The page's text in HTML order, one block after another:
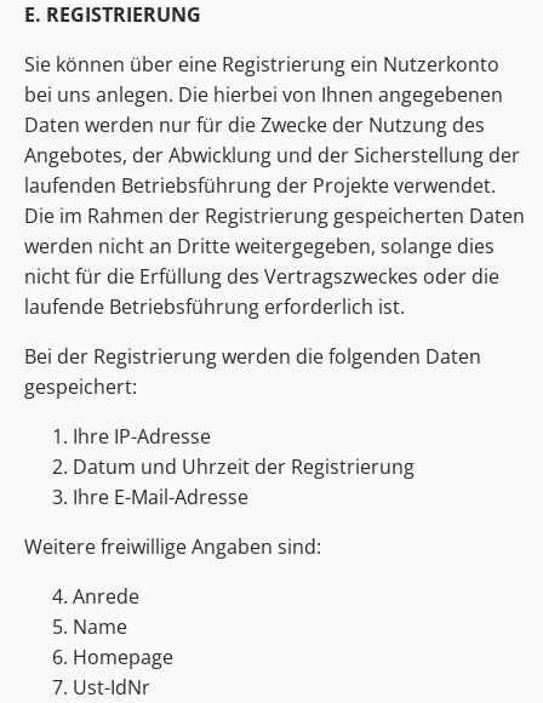
E. REGISTRIERUNG
Sie können über eine Registrierung ein Nutzerkonto
bei uns anlegen. Die hierbei von Ihnen angegebenen
Daten werden nur für die Zwecke der Nutzung des
Angebotes, der Abwicklung und der Sicherstellung der
laufenden Betriebsführung der Projekte verwendet.
Die im Rahmen der Registrierung gespeicherten Daten
werden nicht an Dritte weitergegeben, solange dies
nicht für die Erfüllung des Vertragszweckes oder die
laufende Betriebsführung erforderlich ist.
Bei der Registrierung werden die folgenden Daten
gespeichert:
Ihre IP-Adresse
Datum und Uhrzeit der Registrierung
Ihre E-Mail-Adresse
Weitere freiwillige Angaben sind:
Anrede
Name
Homepage
Ust-IdNr